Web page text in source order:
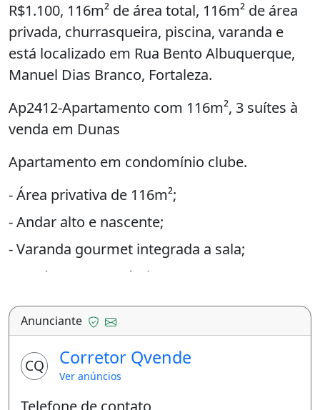
R$1.100, 116m² de área total, 116m² de área
privada, churrasqueira, piscina, varanda e
está localizado em Rua Bento Albuquerque,
Manuel Dias Branco, Fortaleza.
Ap2412-Apartamento com 116m², 3 suítes à
venda em Dunas
Apartamento em condomínio clube.
- Área privativa de 116m²;
- Andar alto e nascente;
- Varanda gourmet integrada a sala;
- 3 suítes (1 reversível);
- Banheiro social;
- Cozinha ampla;
- Dependência completa;
- 2 vagas de garagem.
Anunciante
CQ Corretor Qvende
Ver anúncios